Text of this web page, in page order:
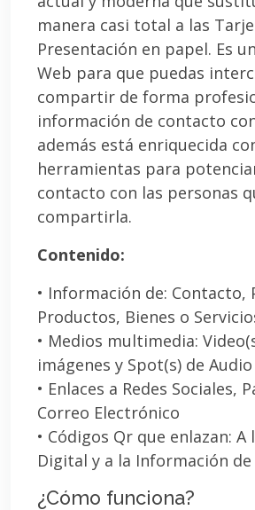
manera casi total a las
Presentación en papel. Es
Web para que puedas
compartir de forma
información de contacto
además está enriquecida
herramientas para
contacto con las personas
compartirla.
Contenido:
• Información de: Contacto,
Productos, Bienes o
• Medios multimedia:
imágenes y Spot(s) de Audio
• Enlaces a Redes Sociales,
Correo Electrónico
• Códigos Qr que enlazan:
Digital y a la Información
¿Cómo funciona?